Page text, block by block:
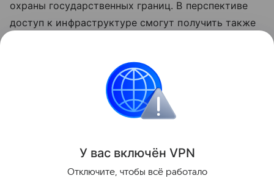
охраны государственных границ. В перспективе
доступ к инфраструктуре смогут получить также
недостаточно надежно.
Интернет
Поделиться
У вас включён VPN
Отключите, чтобы всё работало